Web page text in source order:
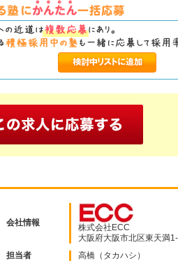
会社情報
株式会社ECC
大阪府大阪市北区東天満
担当者 高橋（タカハシ）